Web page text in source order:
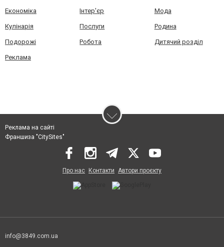
Економіка Інтер'єр Мода
Кулінарія Послуги Родина
Подорожі Робота Дитячий розділ
Реклама
Реклама на сайті
Франшиза "CitySites"
Про нас Контакти Автори проєкту
info@3849.com.ua